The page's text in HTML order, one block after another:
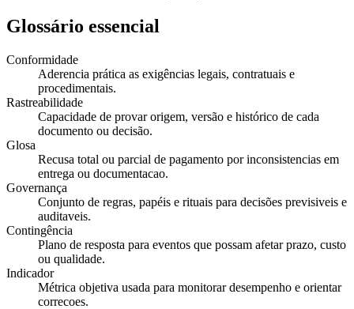
Glossário essencial
Conformidade
Aderencia prática as exigências legais, contratuais e
procedimentais.
Rastreabilidade
Capacidade de provar origem, versão e histórico de cada
documento ou decisão.
Glosa
Recusa total ou parcial de pagamento por inconsistencias em
entrega ou documentacao.
Governança
Conjunto de regras, papéis e rituais para decisões previsiveis e
auditaveis.
Contingência
Plano de resposta para eventos que possam afetar prazo, custo
ou qualidade.
Indicador
Métrica objetiva usada para monitorar desempenho e orientar
correcoes.